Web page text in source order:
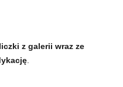
z galerii wraz ze